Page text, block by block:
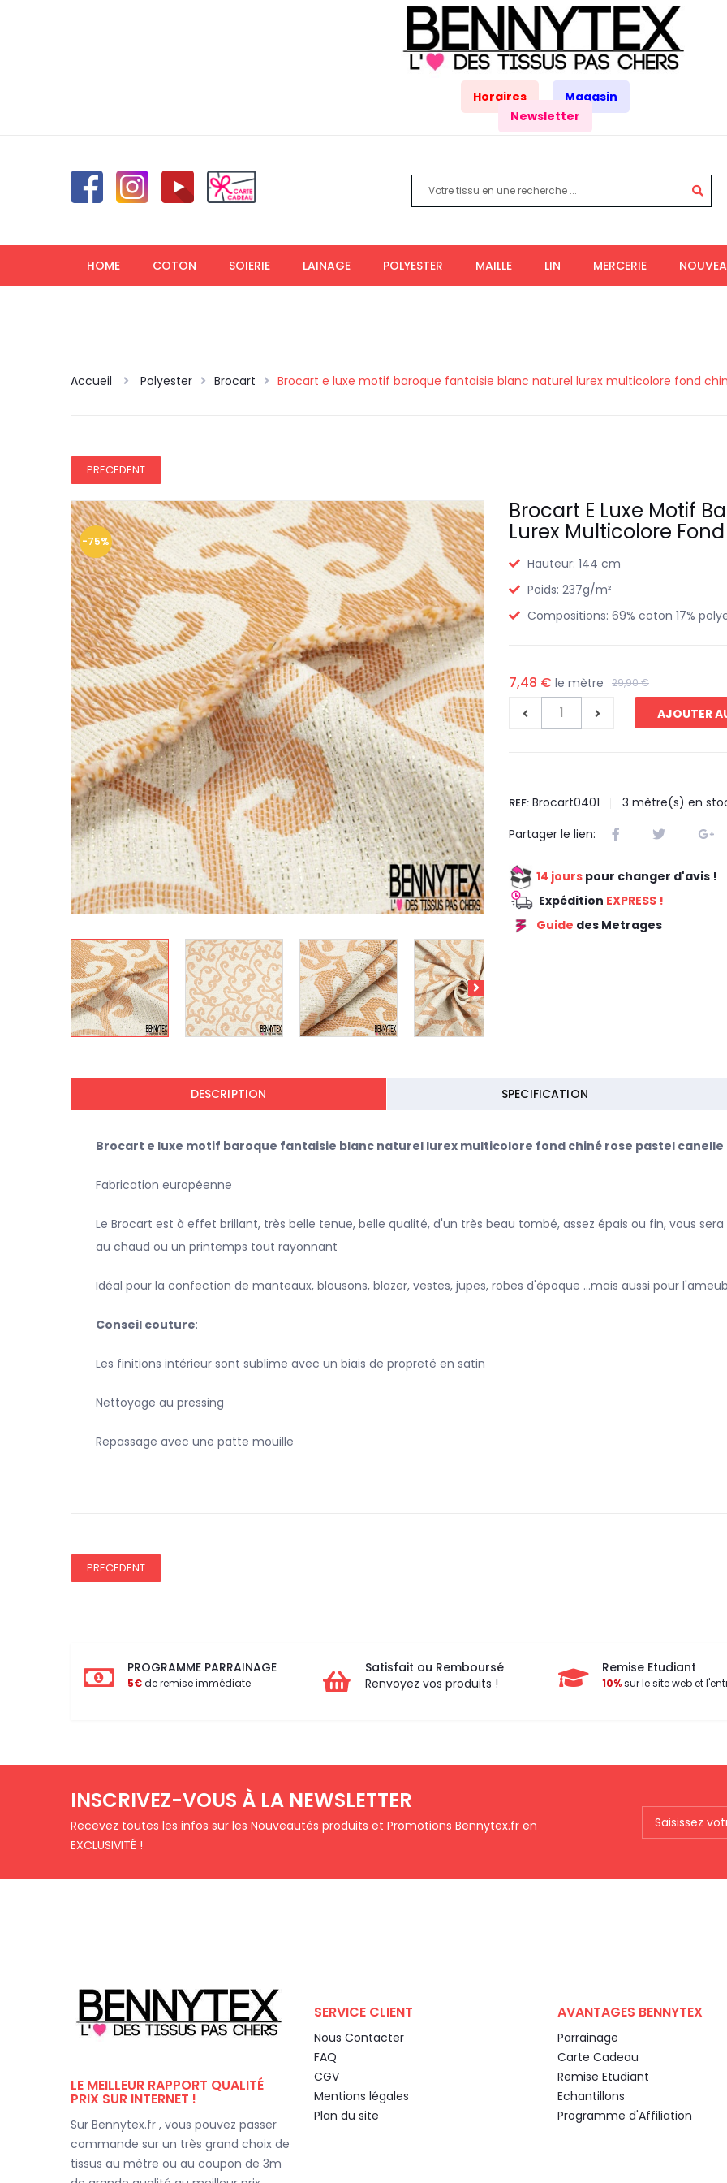
Horaires
Magasin
Newsletter
HOME COTON SOIERIE LAINAGE POLYESTER MAILLE LIN MERCERIE
Accueil Polyester Brocart Brocart e luxe motif baroque fantaisie blanc naturel lurex multicolore fond
PRECEDENT
-75%
Brocart E Luxe Motif
Lurex Multicolore
Hauteur: 144 cm
Poids: 237g/m²
Compositions: 69% coton 17%
7,48 € le mètre 29,90 €
AJOUTER
REF: Brocart0401 3 mètre(s) en
Partager le lien:
14 jours pour changer d'avis !
Expédition EXPRESS !
Guide des Metrages
DESCRIPTION SPECIFICATION
Brocart e luxe motif baroque fantaisie blanc naturel lurex multicolore fond chiné rose pastel canelle
Fabrication européenne
Le Brocart est à effet brillant, très belle tenue, belle qualité, d'un très beau tombé, assez épais ou fin, vous
au chaud ou un printemps tout rayonnant
Idéal pour la confection de manteaux, blousons, blazer, vestes, jupes, robes d'époque ...mais aussi pour
Conseil couture:
Les finitions intérieur sont sublime avec un biais de propreté en satin
Nettoyage au pressing
Repassage avec une patte mouille
PRECEDENT
PROGRAMME PARRAINAGE
5€de remise immédiate
Satisfait ou Remboursé
Renvoyez vos produits !
Remise Etudiant
10%sur le site web et
INSCRIVEZ-VOUS À LA NEWSLETTER
Recevez toutes les infos sur les Nouveautés produits et Promotions Bennytex.fr en
EXCLUSIVITÉ !
LE MEILLEUR RAPPORT QUALITÉ
PRIX SUR INTERNET !
Sur Bennytex.fr , vous pouvez passer
commande sur un très grand choix de
tissus au mètre ou au coupon de 3m
SERVICE CLIENT
Nous Contacter
FAQ
CGV
Mentions légales
Plan du site
AVANTAGES BENNYTEX
Parrainage
Carte Cadeau
Remise Etudiant
Echantillons
Programme d'Affiliation